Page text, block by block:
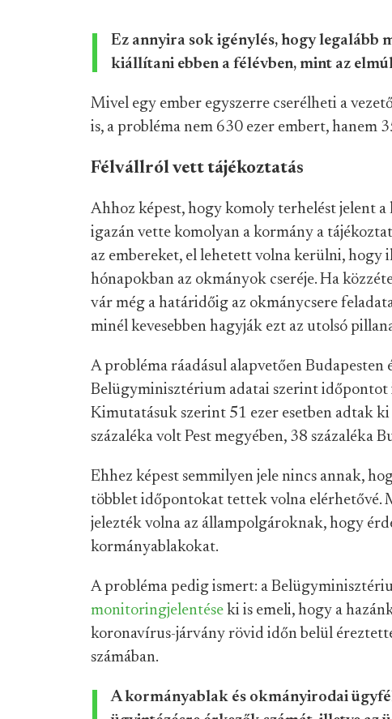
Ez annyira sok igénylés, hogy legalább
kiállítani ebben a félévben, mint az
Mivel egy ember egyszerre cserélheti a
is, a probléma nem 630 ezer embert, hanem
Félvállról vett tájékoztatás
Ahhoz képest, hogy komoly terhelést jelent
igazán vette komolyan a kormány a
az embereket, el lehetett volna kerülni, hogy
hónapokban az okmányok cseréje. Ha
vár még a határidőig az okmánycsere
minél kevesebben hagyják ezt az utolsó
A probléma ráadásul alapvetően Budapesten
Belügyminisztérium adatai szerint
Kimutatásuk szerint 51 ezer esetben adtak
százaléka volt Pest megyében, 38 százaléka
Ehhez képest semmilyen jele nincs annak,
többlet időpontokat tettek volna elérhetővé.
jelezték volna az állampolgároknak, hogy
kormányablakokat.
A probléma pedig ismert: a
monitoringjelentése ki is emeli, hogy a
koronavírus-járvány rövid időn belül
számában.
A kormányablak és okmányirodai